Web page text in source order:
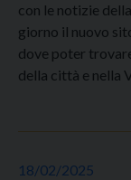
con le notizie
giorno il nuovo
dove poter
della città e nella
18/02/2025